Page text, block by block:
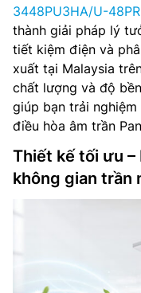
3448PU3HA/U-
thành giải pháp lý
tiết kiệm điện và
xuất tại Malaysia
chất lượng và độ
giúp bạn trải
điều hòa âm trần
Thiết kế tối ưu –
không gian trần